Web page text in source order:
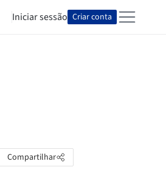
Iniciar sessão Criar conta
Compartilhar